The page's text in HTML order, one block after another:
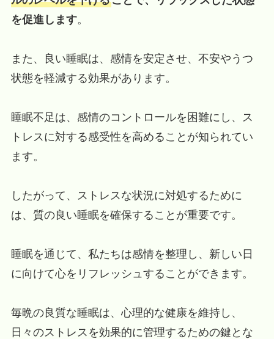
を促進します。
また、良い睡眠は、感情を安定させ、不安やうつ
状態を軽減する効果があります。
睡眠不足は、感情のコントロールを困難にし、ス
トレスに対する感受性を高めることが知られてい
ます。
したがって、ストレスな状況に対処するために
は、質の良い睡眠を確保することが重要です。
睡眠を通じて、私たちは感情を整理し、新しい日
に向けて心をリフレッシュすることができます。
毎晩の良質な睡眠は、心理的な健康を維持し、
日々のストレスを効果的に管理するための鍵とな